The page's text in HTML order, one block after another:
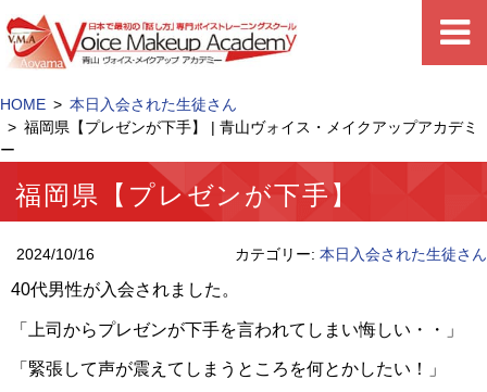
HOME
本日入会された生徒さん
福岡県【プレゼンが下手】 | 青山ヴォイス・メイクアップアカデミ
ー
福岡県【プレゼンが下手】
2024/10/16 カテゴリー: 本日入会された生徒さん
40代男性が入会されました。
「上司からプレゼンが下手を言われてしまい悔しい・・」
「緊張して声が震えてしまうところを何とかしたい！」